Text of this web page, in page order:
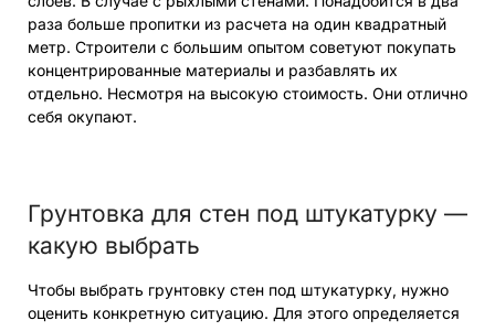
раза больше пропитки из расчета на один квадратный
метр. Строители с большим опытом советуют покупать
концентрированные материалы и разбавлять их
отдельно. Несмотря на высокую стоимость. Они отлично
себя окупают.
Грунтовка для стен под штукатурку —
какую выбрать
Чтобы выбрать грунтовку стен под штукатурку, нужно
оценить конкретную ситуацию. Для этого определяется